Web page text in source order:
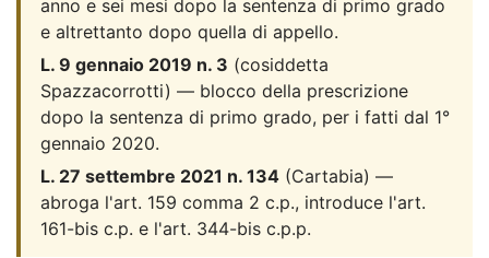
anno e sei mesi dopo la sentenza di primo grado
e altrettanto dopo quella di appello.
L. 9 gennaio 2019 n. 3 (cosiddetta
Spazzacorrotti) — blocco della prescrizione
dopo la sentenza di primo grado, per i fatti dal 1°
gennaio 2020.
L. 27 settembre 2021 n. 134 (Cartabia) —
abroga l'art. 159 comma 2 c.p., introduce l'art.
161-bis c.p. e l'art. 344-bis c.p.p.